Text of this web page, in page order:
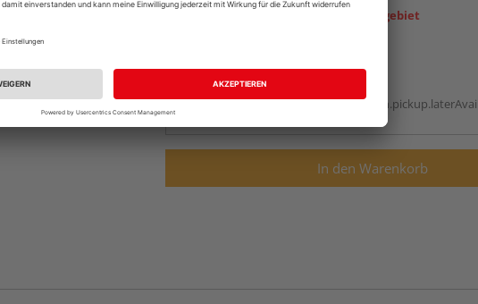
Ihr Standort ist nicht im Liefergebiet
Auf Vorbestellung:
In den Warenkorb